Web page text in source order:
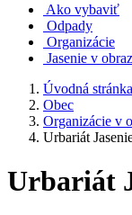
Ako vybaviť
Odpady
Organizácie
Jasenie v
Úvodná stránka
Obec
Organizácie v
Urbariát
Urbariát